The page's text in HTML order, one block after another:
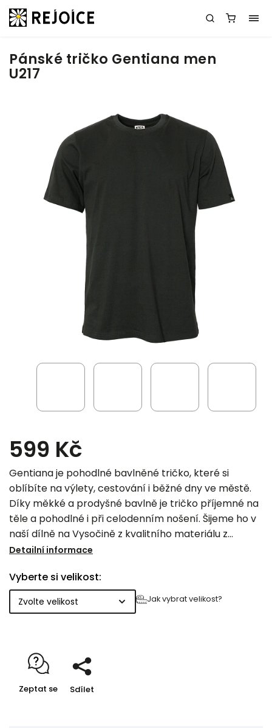
Pánské tričko Gentiana men
U217
599 Kč
Gentiana je pohodlné bavlněné tričko, které si
oblíbíte na výlety, cestování i běžné dny ve městě.
Díky měkké a prodyšné bavlně je tričko příjemné na
těle a pohodlné i při celodenním nošení. Šijeme ho v
naší dílně na Vysočině z kvalitního materiálu z
nedaleké textilní pletárny.
Detailní informace
Vyberte si velikost:
Jak vybrat velikost?
Zeptat se Sdílet